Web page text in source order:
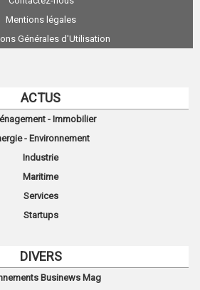
Mentions légales
Générales d'Utilisation
ACTUS
- Immobilier
- Environnement
Industrie
Maritime
Services
Startups
DIVERS
Businews Mag